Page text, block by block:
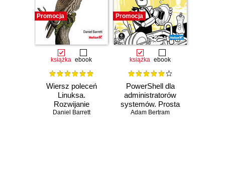
Promocja
książka ebook
Wiersz poleceń
Linuksa.
Rozwijanie
umiejętności
Daniel Barrett
Promocja
książka ebook
PowerShell dla
administratorów
systemów. Prosta
automatyzacja
Adam Bertram